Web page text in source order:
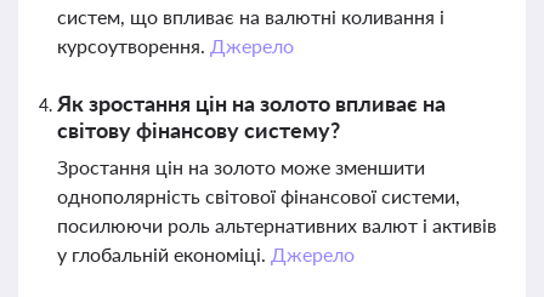
систем, що впливає на валютні коливання і
курсоутворення. Джерело
Як зростання цін на золото впливає на
світову фінансову систему?
Зростання цін на золото може зменшити
однополярність світової фінансової системи,
посилюючи роль альтернативних валют і активів
у глобальній економіці. Джерело